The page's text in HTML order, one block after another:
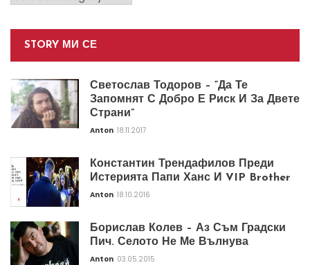
STORY МИ СЕ
Светослав Тодоров – “Да Те
Запомнят С Добро Е Риск И За Двете
Страни”
Anton 18.11.2017
Константин Трендафилов Преди
Истерията Папи Ханс И VIP Brother
Anton 18.10.2016
Борислав Колев – Аз Съм Градски
Пич. Селото Не Ме Вълнува
Anton 03.05.2015